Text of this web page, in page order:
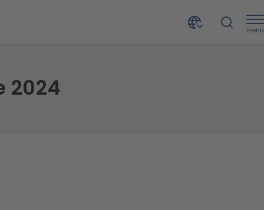
menu
2024